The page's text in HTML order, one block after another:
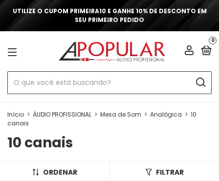
UTILIZE O CUPOM PRIMEIRA10 E GANHE 10% DE DESCONTO EM
SEU PRIMEIRO PEDIDO
0
Início > ÁUDIO PROFISSIONAL > Mesa de Som > Analógica > 10
canais
10 canais
ORDENAR FILTRAR